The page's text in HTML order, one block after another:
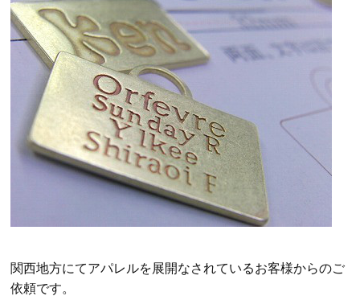
関西地方にてアパレルを展開なされているお客様からのご
依頼です。